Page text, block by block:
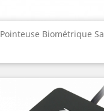
Pointeuse Biométrique